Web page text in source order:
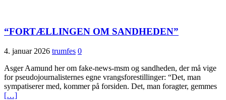
“FORTÆLLINGEN OM SANDHEDEN”
4. januar 2026 trumfes 0
Asger Aamund her om fake-news-msm og sandheden, der må vige
for pseudojournalisternes egne vrangsforestillinger: “Det, man
sympatiserer med, kommer på forsiden. Det, man foragter, gemmes
[…]